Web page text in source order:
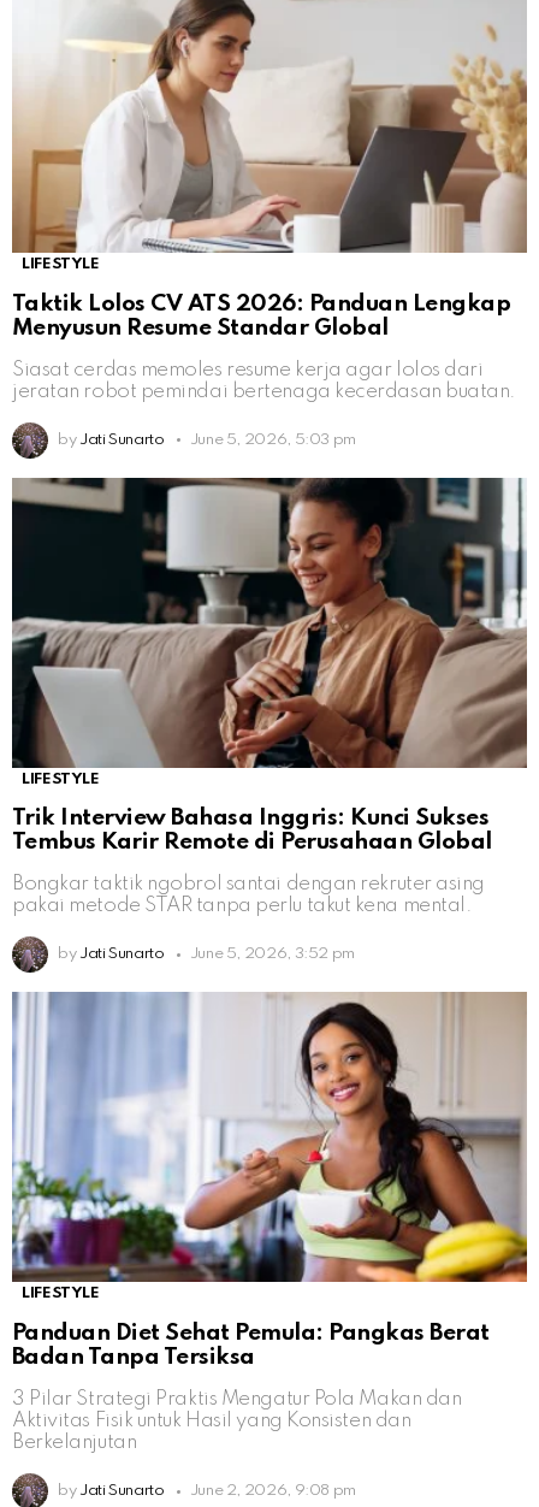
LIFESTYLE
Taktik Lolos CV ATS 2026: Panduan Lengkap
Menyusun Resume Standar Global
Siasat cerdas memoles resume kerja agar lolos dari
jeratan robot pemindai bertenaga kecerdasan buatan.
by Jati Sunarto June 5, 2026, 5:03 pm
LIFESTYLE
Trik Interview Bahasa Inggris: Kunci Sukses
Tembus Karir Remote di Perusahaan Global
Bongkar taktik ngobrol santai dengan rekruter asing
pakai metode STAR tanpa perlu takut kena mental.
by Jati Sunarto June 5, 2026, 3:52 pm
LIFESTYLE
Panduan Diet Sehat Pemula: Pangkas Berat
Badan Tanpa Tersiksa
3 Pilar Strategi Praktis Mengatur Pola Makan dan
Aktivitas Fisik untuk Hasil yang Konsisten dan
Berkelanjutan
by Jati Sunarto June 2, 2026, 9:08 pm